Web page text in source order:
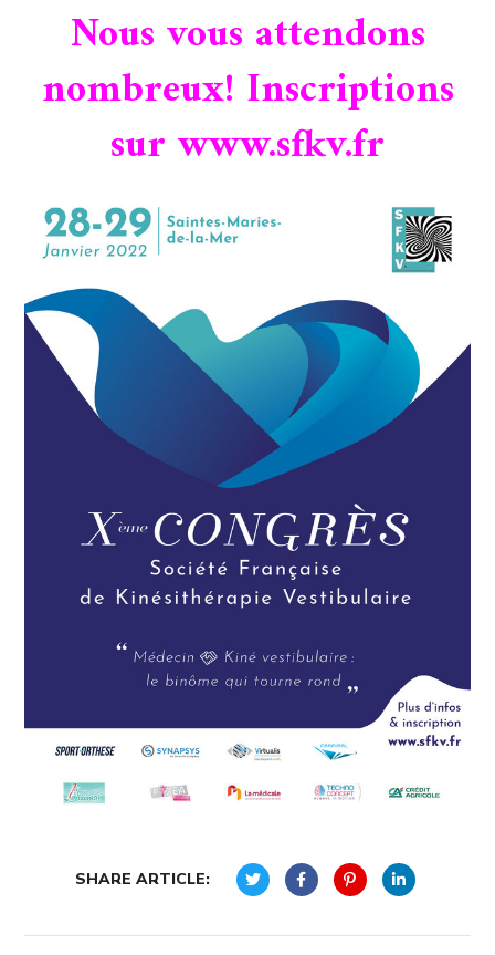
Nous vous attendons
nombreux! Inscriptions
sur www.sfkv.fr
SHARE ARTICLE: